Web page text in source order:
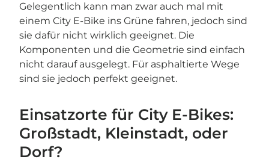
Gelegentlich kann man zwar auch mal mit
einem City E-Bike ins Grüne fahren, jedoch sind
sie dafür nicht wirklich geeignet. Die
Komponenten und die Geometrie sind einfach
nicht darauf ausgelegt. Für asphaltierte Wege
sind sie jedoch perfekt geeignet.
Einsatzorte für City E-Bikes:
Großstadt, Kleinstadt, oder
Dorf?